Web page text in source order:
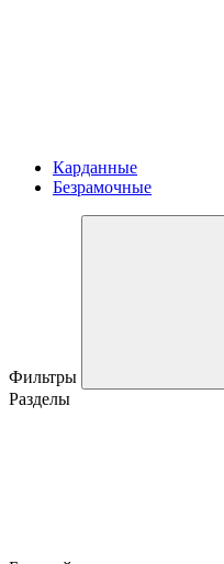
Карданные
Безрамочные
Фильтры
Разделы